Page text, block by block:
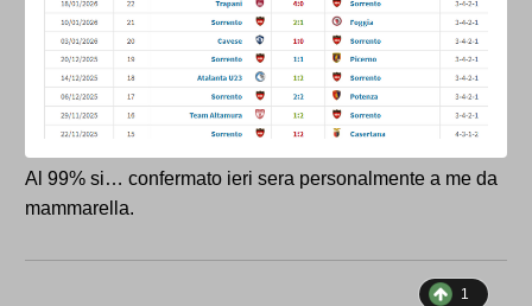
Al 99% si… confermato ieri sera personalmente a me da
mammarella.
1